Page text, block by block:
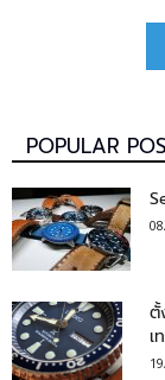
POPULAR
ตั้
เ